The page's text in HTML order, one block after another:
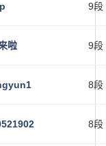
9段
啦 9段
8段
8段